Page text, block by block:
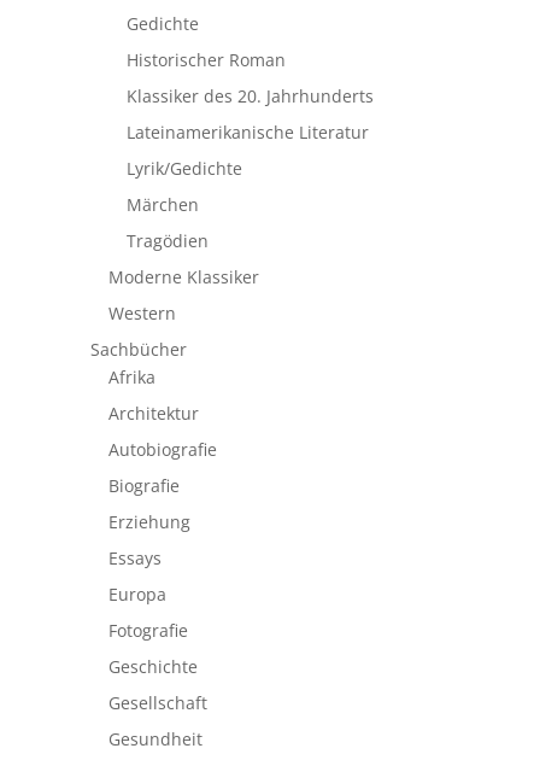
Gedichte
Historischer Roman
Klassiker des 20. Jahrhunderts
Lateinamerikanische Literatur
Lyrik/Gedichte
Märchen
Tragödien
Moderne Klassiker
Western
Sachbücher
Afrika
Architektur
Autobiografie
Biografie
Erziehung
Essays
Europa
Fotografie
Geschichte
Gesellschaft
Gesundheit